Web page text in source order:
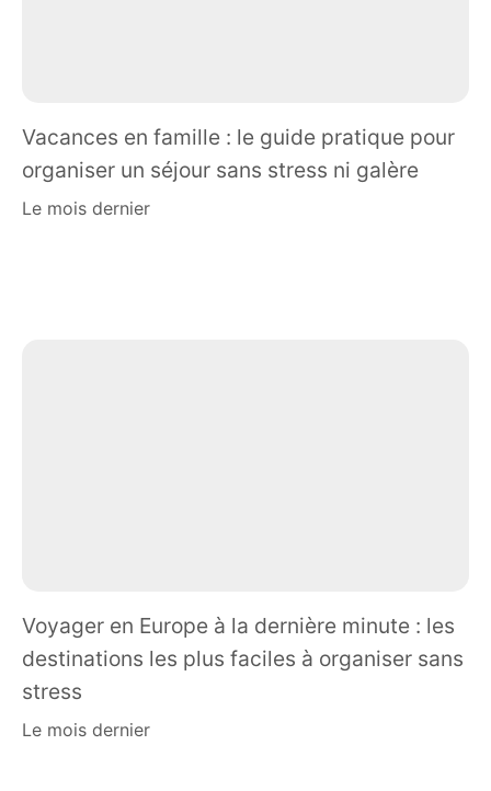
Vacances en famille : le guide pratique pour
organiser un séjour sans stress ni galère
le mois dernier
Voyager en Europe à la dernière minute : les
destinations les plus faciles à organiser sans
stress
le mois dernier